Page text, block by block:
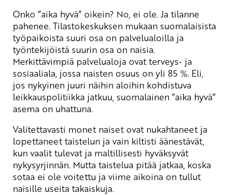
Onko ”aika hyvä” oikein? No, ei ole. Ja tilanne
pahenee. Tilastokeskuksen mukaan suomalaisista
työpaikoista suuri osa on palvelualoilla ja
työntekijöistä suurin osa on naisia.
Merkittävimpiä palvelualoja ovat terveys- ja
sosiaaliala, jossa naisten osuus on yli 85 %. Eli,
jos nykyinen juuri näihin aloihin kohdistuva
leikkauspolitiikka jatkuu, suomalainen ”aika hyvä”
asema on uhattuna.
Valitettavasti monet naiset ovat nukahtaneet ja
lopettaneet taistelun ja vain kiltisti äänestävät,
kun vaalit tulevat ja maltillisesti hyväksyvät
nykysyrjinnän. Mutta taistelua pitää jatkaa, koska
sotaa ei ole voitettu ja viime aikoina on tullut
naisille useita takaiskuja.